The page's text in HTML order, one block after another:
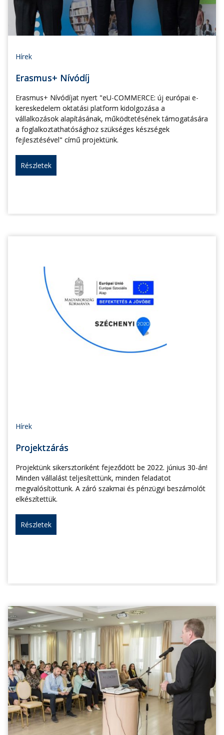
Hírek
Erasmus+ Nívódíj
Erasmus+ Nívódíjat nyert "eU-COMMERCE: új európai e-
kereskedelem oktatási platform kidolgozása a
vállalkozások alapításának, működtetésének támogatására
a foglalkoztathatósághoz szükséges készségek
fejlesztésével" című projektünk.
Részletek
Hírek
Projektzárás
Projektünk sikersztoriként fejeződött be 2022. június 30-án!
Minden vállalást teljesítettünk, minden feladatot
megvalósítottunk. A záró szakmai és pénzügyi beszámolót
elkészítettük.
Részletek